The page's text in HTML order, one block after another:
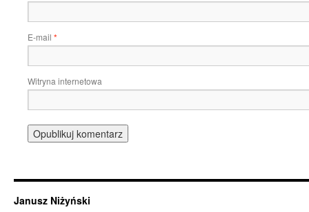
E-mail *
Witryna internetowa
Janusz Niżyński